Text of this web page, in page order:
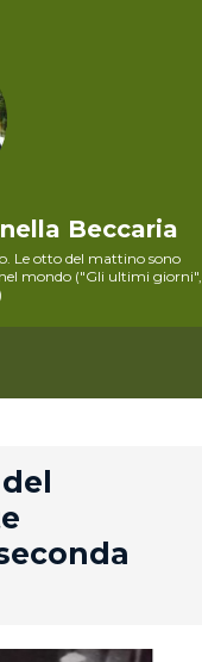
Beccaria
Le otto del mattino sono
mondo ("Gli ultimi giorni",